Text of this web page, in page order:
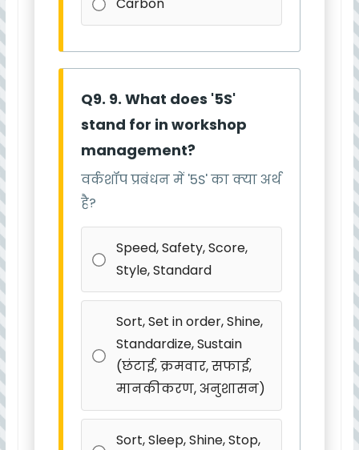
Q9. 9. What does '5S'
stand for in workshop
management?
वर्कशॉप प्रबंधन में '5S' का क्या अर्थ
है?
Speed, Safety, Score,
Style, Standard
Sort, Set in order, Shine,
Standardize, Sustain
(छंटाई, क्रमवार, सफाई,
मानकीकरण, अनुशासन)
Sort, Sleep, Shine, Stop,